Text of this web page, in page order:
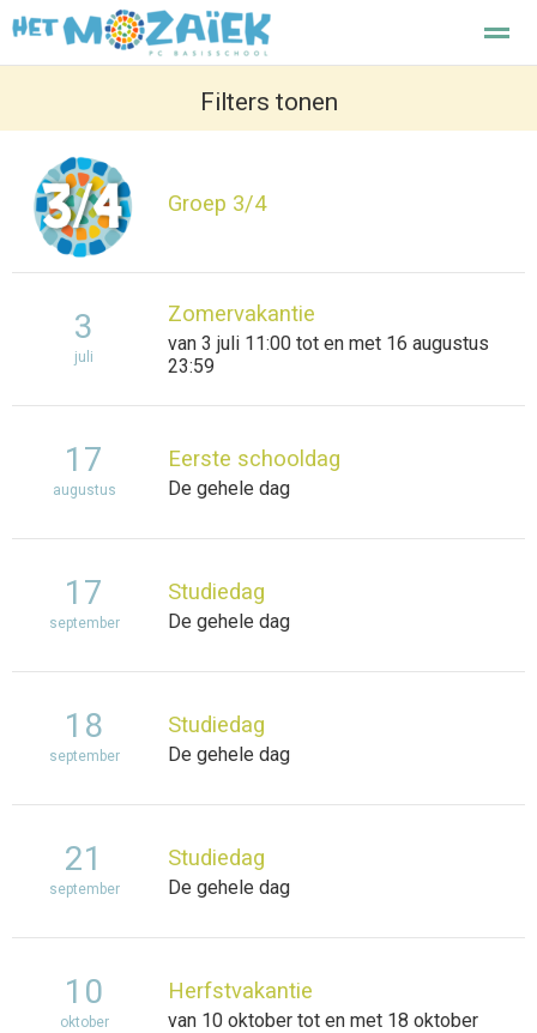
Het Mozaiek basisschool Enkhuizen
Home
Filters tonen
Groep 3/4
3
juli
Zomervakantie
van 3 juli 11:00 tot en met 16 augustus
23:59
17
augustus
Eerste schooldag
De gehele dag
17
september
Studiedag
De gehele dag
18
september
Studiedag
De gehele dag
21
september
Studiedag
De gehele dag
10
oktober
Herfstvakantie
van 10 oktober tot en met 18 oktober